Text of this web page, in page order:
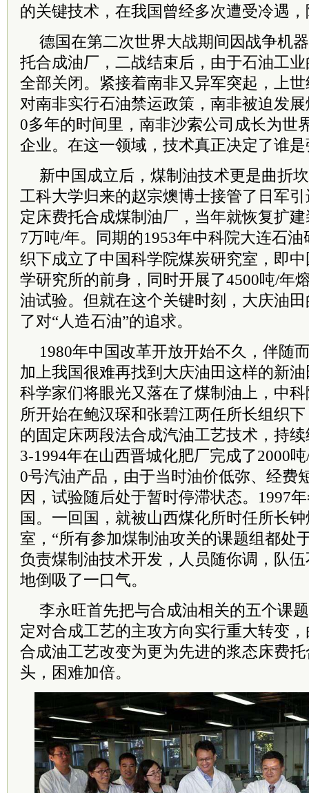
的关键技术，在我国曾经多次遭受冷遇
德国在第二次世界大战期间因战争机
托合成油厂，二战结束后，由于石油工
全部关闭。紧接着南非又异军突起，上
对南非实行石油禁运政策，南非被迫发
0多年的时间里，南非沙索公司成长为世
企业。在这一领域，技术真正决定了谁
新中国成立后，煤制油技术更是曲折
工科大学归来的赵宗燠博士接管了日军
定床费托合成煤制油厂，当年就恢复扩
7万吨/年。同期的1953年中科院大连石油
织下成立了中国科学院煤炭研究室，即
学研究所的前身，同时开展了4500吨/年
油试验。但就在这个关键时刻，大庆油
了对“人造石油”的追求。
1980年中国改革开放开始不久，伴随
加上我国很难再找到大庆油田这样的新
科学家们将眼光又落在了煤制油上， 中
所开始在鲍汉琛和张碧江两任所长组织
的固定床两段法合成汽油工艺技术，持
3-1994年在山西晋城化肥厂完成了2000
0号汽油产品，由于当时油价低弥、经费
因，试验随后处于暂时停滞状态。1997
国。一回国，就被山西煤化所时任所长
室，“所有参加煤制油攻关的课题组都处
负责煤制油技术开发，人员随你调，队
地倒吸了一口气。
李永旺首先把与合成油相关的五个课
定对合成工艺的主攻方向实行重大转变
合成油工艺改变为更为先进的浆态床费
头，困难加倍。